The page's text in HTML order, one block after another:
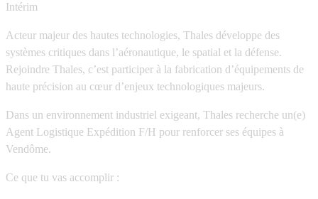
Intérim
Acteur majeur des hautes technologies, Thales développe des
systèmes critiques dans l’aéronautique, le spatial et la défense.
Rejoindre Thales, c’est participer à la fabrication d’équipements de
haute précision au cœur d’enjeux technologiques majeurs.
Dans un environnement industriel exigeant, Thales recherche un(e)
Agent Logistique Expédition F/H pour renforcer ses équipes à
Vendôme.
Ce que tu vas accomplir :